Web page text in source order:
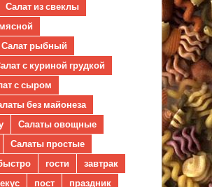
Салат из свеклы
Салат рыбный
с куриной грудкой
с сыром
без майонеза
Салаты овощные
Салаты простые
гости
завтрак
пост
праздник